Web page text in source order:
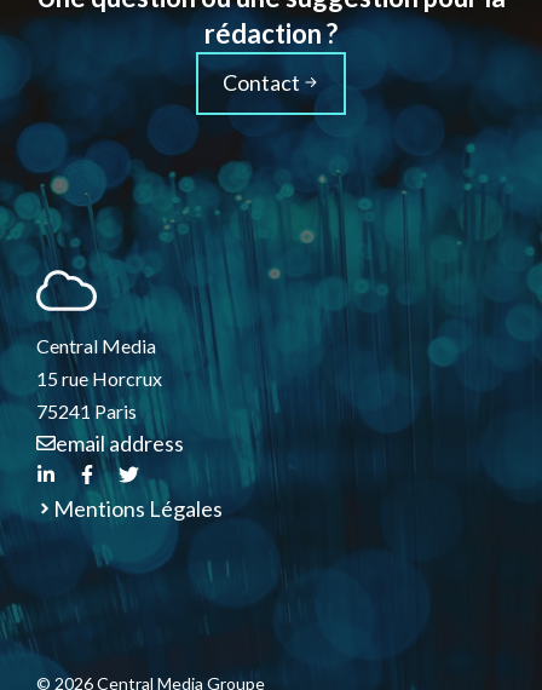
rédaction ?
Contact
Central Media
15 rue Horcrux
75241 Paris
email address
Mentions Légales
© 2026 Central Media Groupe